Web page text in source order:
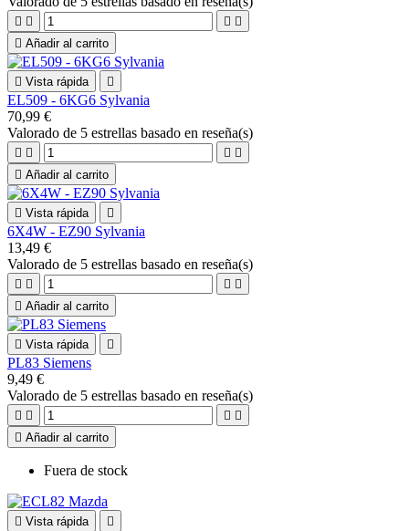
   
 Añadir al carrito
 Vista rápida 
EL509 - 6KG6 Sylvania
70,99 €
Valorado de 5 estrellas basado en reseña(s)
   
 Añadir al carrito
 Vista rápida 
6X4W - EZ90 Sylvania
13,49 €
Valorado de 5 estrellas basado en reseña(s)
   
 Añadir al carrito
 Vista rápida 
PL83 Siemens
9,49 €
Valorado de 5 estrellas basado en reseña(s)
   
 Añadir al carrito
Fuera de stock
 Vista rápida 